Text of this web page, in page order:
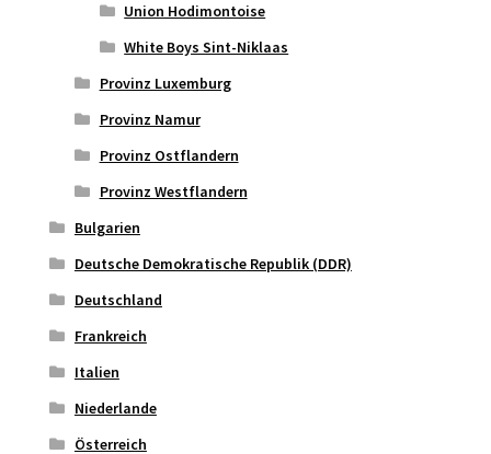
Union Hodimontoise
White Boys Sint-Niklaas
Provinz Luxemburg
Provinz Namur
Provinz Ostflandern
Provinz Westflandern
Bulgarien
Deutsche Demokratische Republik (DDR)
Deutschland
Frankreich
Italien
Niederlande
Österreich